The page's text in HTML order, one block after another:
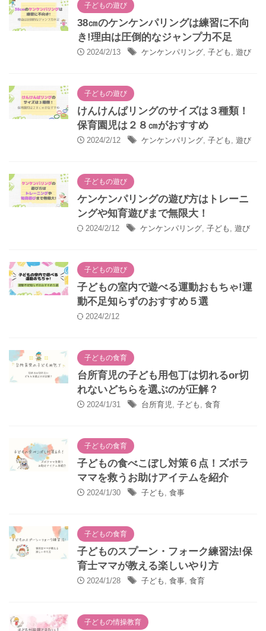
子どもの遊び
38㎝のケンケンパリングは練習に不向
き!理由は圧倒的なジャンプ力不足
2024/2/13 ケンケンパリング, 子ども , 遊び
子どもの遊び
けんけんぱリングのサイズは３種類！
保育園児は２８㎝がおすすめ
2024/2/12 ケンケンパリング, 子ども , 遊び
子どもの遊び
ケンケンパリングの遊び方はトレーニ
ングや知育遊びまで無限大！
2024/2/12 ケンケンパリング, 子ども , 遊び
子どもの遊び
子どもの室内で遊べる運動おもちゃ!運
動不足知らずのおすすめ５選
2024/2/12
子どもの食育
台所育児の子ども用包丁は切れるor切
れないどちらを選ぶのが正解？
2024/1/31 台所育児, 子ども , 食育
子どもの食育
子どもの食べこぼし対策６点！ズボラ
ママを救うお助けアイテムを紹介
2024/1/30 子ども , 食事
子どもの食育
子どものスプーン・フォーク練習法!保
育士ママが教える楽しいやり方
2024/1/28 子ども , 食事, 食育
子どもの情操教育